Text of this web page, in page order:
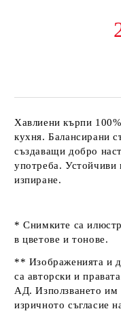
Хавлиени кърпи
кухня. Балансирани
създаващи добро
употреба. Устойчиви
изпиране.
* Снимките са
в цветове и тонове.
** Изображенията и
са авторски и
АД. Използването им
изричното съгласие